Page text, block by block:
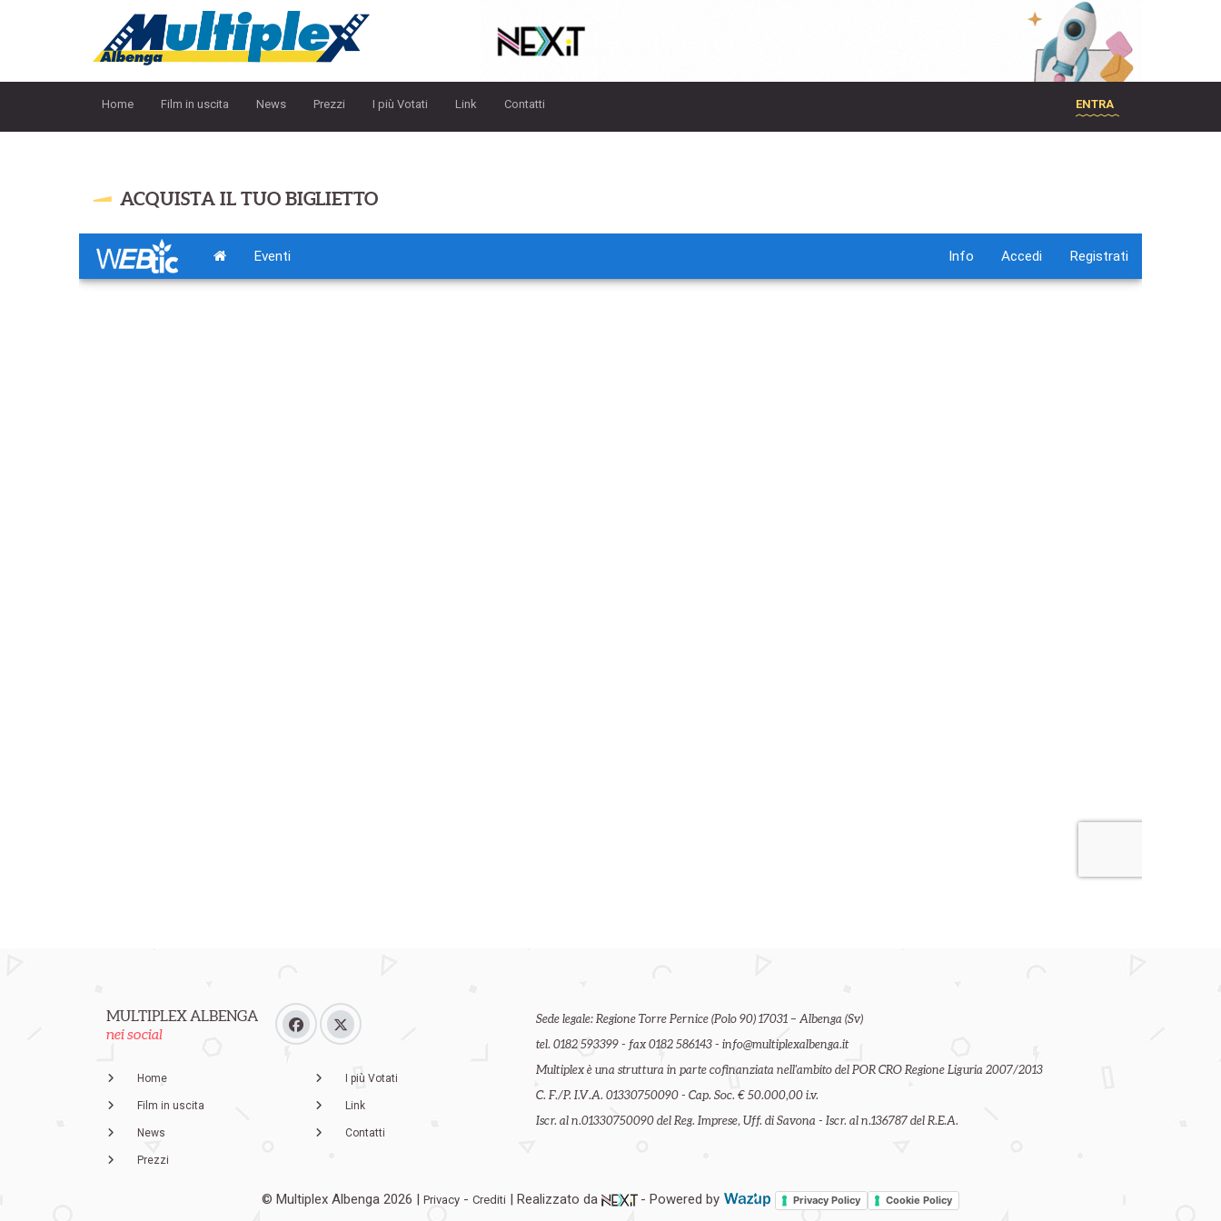
Home Film in uscita News Prezzi I più Votati Link Contatti ENTRA
ACQUISTA IL TUO BIGLIETTO
MULTIPLEX ALBENGA
nei social
Home
Film in uscita
News
Prezzi
I più Votati
Link
Contatti
Sede legale: Regione Torre Pernice (Polo 90) 17031 – Albenga (Sv)
tel. 0182 593399 - fax 0182 586143 - info@multiplexalbenga.it
Multiplex è una struttura in parte cofinanziata nell'ambito del POR CRO Regione Liguria 2007/2013
C. F./P. I.V.A. 01330750090 - Cap. Soc. € 50.000,00 i.v.
Iscr. al n.01330750090 del Reg. Imprese, Uff. di Savona - Iscr. al n.136787 del R.E.A.
© Multiplex Albenga 2026 |Privacy -Crediti | Realizzato da - Powered by Privacy Policy Cookie Policy